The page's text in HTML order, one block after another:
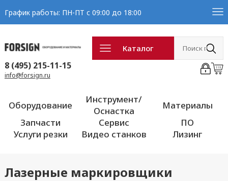
График работы: ПН-ПТ с 09:00 до 18:00
Каталог
8 (495) 215-11-15
info@forsign.ru
Оборудование
Инструмент/
Оснастка
Материалы
Запчасти
Сервис
ПО
Услуги резки
Видео станков Лизинг
Лазерные маркировщики